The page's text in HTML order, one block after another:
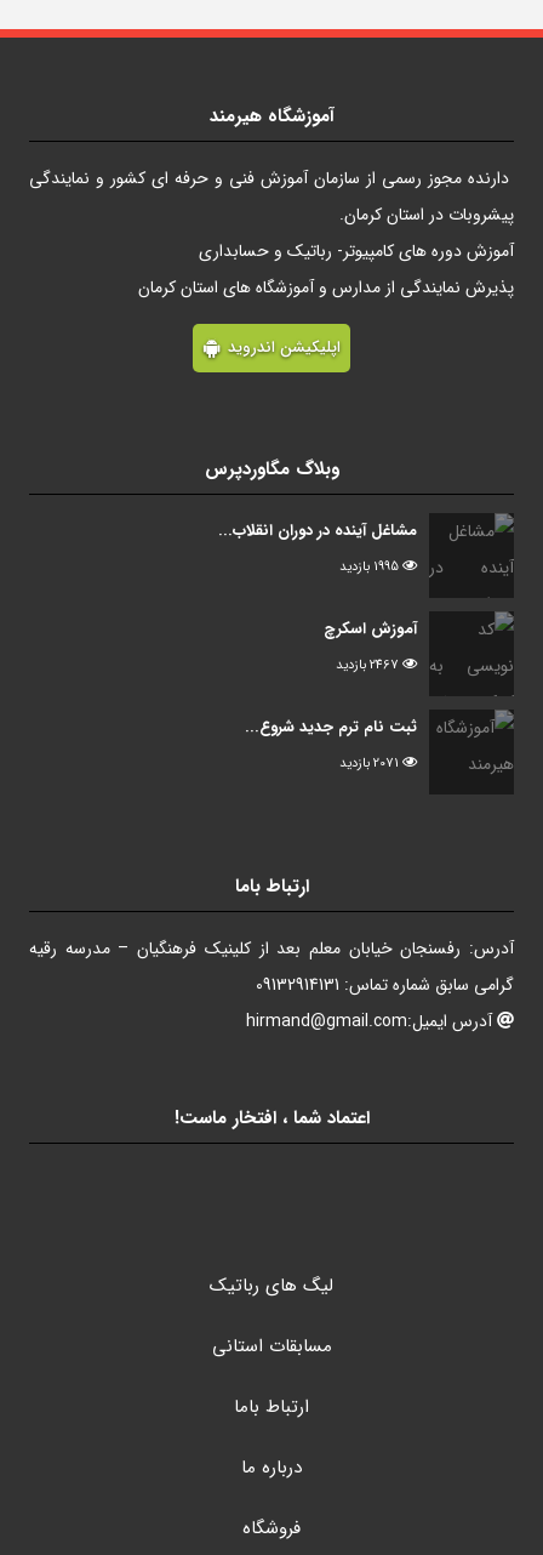
آموزشگاه هیرمند
دارنده مجوز رسمی از سازمان آموزش فنی و حرفه ای کشور و نمایندگی
پیشروبات در استان کرمان.
آموزش دوره های کامپیوتر- رباتیک و حسابداری
پذیرش نمایندگی از مدارس و آموزشگاه های استان کرمان
اپلیکیشن اندروید
وبلاگ مگاوردپرس
مشاغل آینده در دوران انقلاب...
1995 بازدید
آموزش اسکرچ
2467 بازدید
ثبت نام ترم جدید شروع...
2071 بازدید
ارتباط باما
آدرس: رفسنجان خیابان معلم بعد از کلینیک فرهنگیان – مدرسه رقیه
گرامی سابق شماره تماس: 09132914131
آدرس ایمیل:hirmand@gmail.com
اعتماد شما ، افتخار ماست!
لیگ های رباتیک
مسابقات استانی
ارتباط باما
درباره ما
فروشگاه